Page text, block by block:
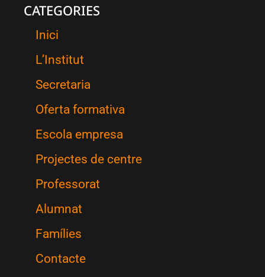
CATEGORIES
Inici
L’Institut
Secretaria
Oferta formativa
Escola empresa
Projectes de centre
Professorat
Alumnat
Famílies
Contacte